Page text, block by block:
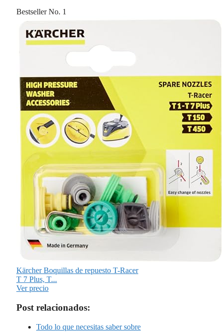
Bestseller No. 1
Kärcher Boquillas de repuesto T-Racer
T 7 Plus, T...
Ver precio
Post relacionados:
Todo lo que necesitas saber sobre